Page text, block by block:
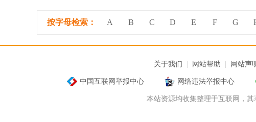
按字母检索： A B C D E F G
关于我们 网站帮助 网站声
中国互联网举报中心 网络违法举报中心
本站资源均收集整理于互联网，